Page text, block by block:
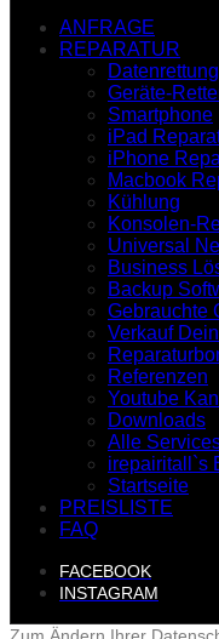
ANFRAGE
REPARATUR
Datenrettung
Geräte-
Smartphone
iPad
iPhone
Macbook
Kühlung
Konsolen-
Universal
Business
Backup
Gebrauchte
Verkauf
Referenzen
Youtube
Downloads
Alle
irepairitall`s
Startseite
PREISLISTE
FAQ
FACEBOOK
INSTAGRAM